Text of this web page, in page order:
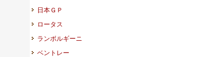
日本ＧＰ
ロータス
ランボルギーニ
ベントレー